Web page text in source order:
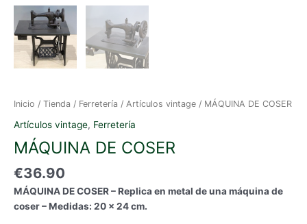
Inicio / Tienda / Ferretería / Artículos vintage / MÁQUINA DE COSER
Artículos vintage, Ferretería
MÁQUINA DE COSER
€36.90
MÁQUINA DE COSER – Replica en metal de una máquina de
coser – Medidas: 20 x 24 cm.